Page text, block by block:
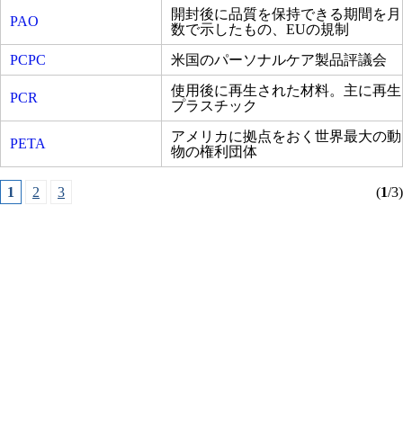
PAO
開封後に品質を保持できる期間を月
数で示したもの、EUの規制
PCPC
米国のパーソナルケア製品評議会
PCR
使用後に再生された材料。主に再生
プラスチック
PETA
アメリカに拠点をおく世界最大の動
物の権利団体
1 2 3 (1/3)